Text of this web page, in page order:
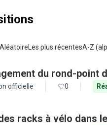
Aléatoire Les plus récentesA-Z
du rond-point
officielle 0
racks à vélo dans